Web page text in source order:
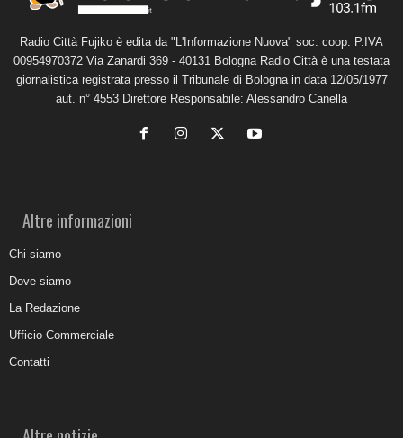
Radio Città Fujiko è edita da "L'Informazione Nuova" soc. coop. P.IVA
00954970372 Via Zanardi 369 - 40131 Bologna Radio Città è una testata
giornalistica registrata presso il Tribunale di Bologna in data 12/05/1977
aut. n° 4553 Direttore Responsabile: Alessandro Canella
Altre informazioni
Chi siamo
Dove siamo
La Redazione
Ufficio Commerciale
Contatti